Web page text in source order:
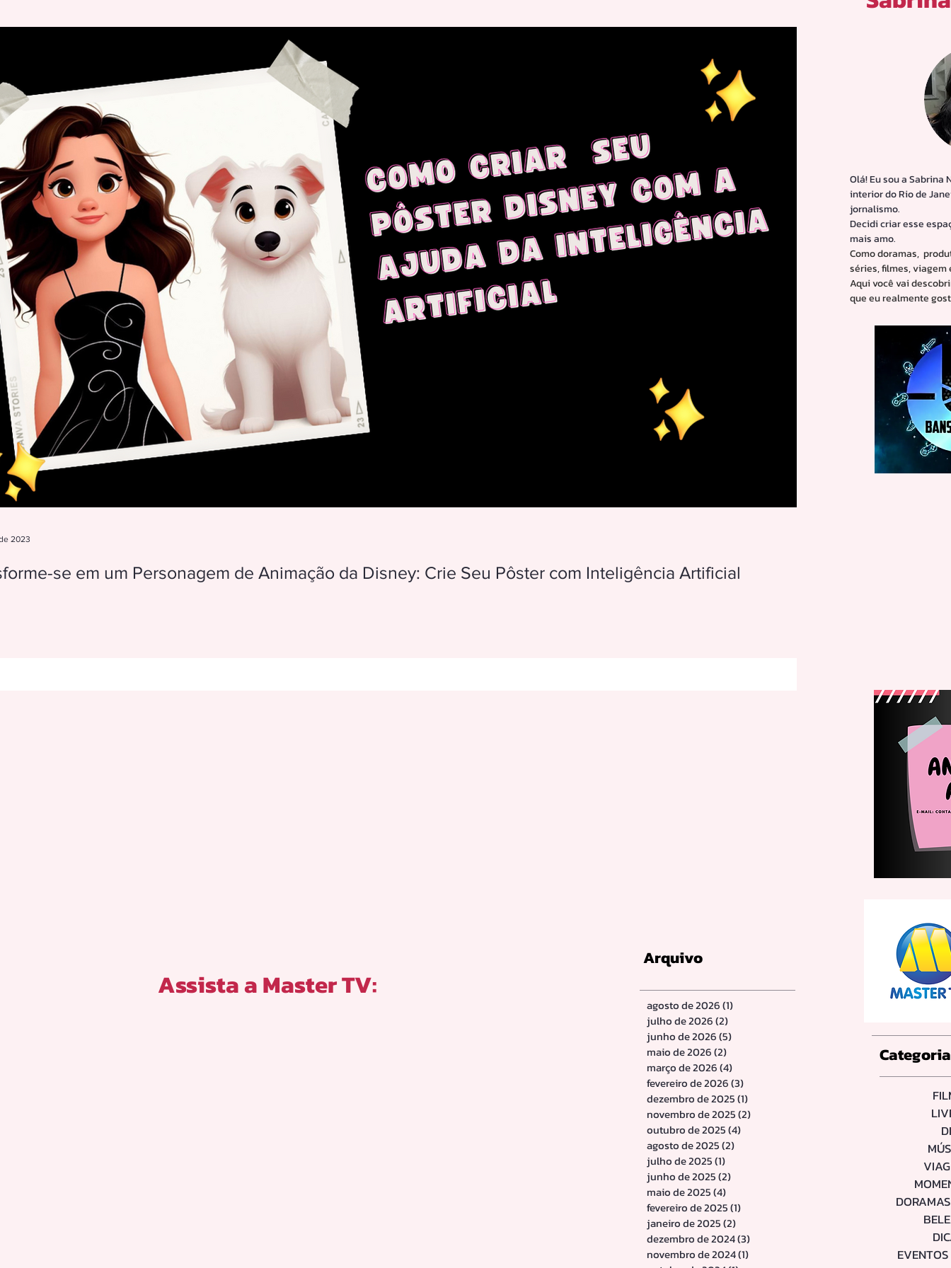
Transforme-se em um Personagem de Animação da Disney: Crie Seu Pôster com Inteligência Artificial
2023
Olá! Eu sou a Sabrina
interior do Rio de
jornalismo.
Decidi criar esse
mais amo.
Como doramas,
séries, filmes,
Aqui você vai
que eu realmente
Assista a Master TV:
Arquivo
agosto de 2026(1)
julho de 2026(2)
junho de 2026(5)
maio de 2026(2)
março de 2026(4)
fevereiro de 2026(3)
dezembro de 2025(1)
novembro de 2025(2)
outubro de 2025(4)
agosto de 2025(2)
julho de 2025(1)
junho de 2025(2)
maio de 2025(4)
fevereiro de 2025(1)
janeiro de 2025(2)
dezembro de 2024(3)
novembro de 2024(1)